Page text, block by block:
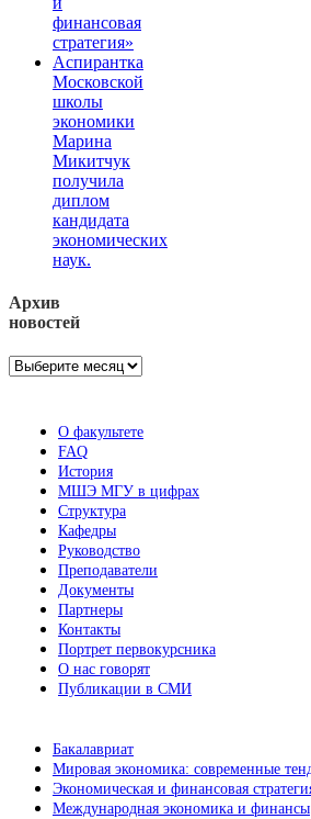
финансовая
стратегия»
Аспирантка
Московской
школы
экономики
Марина
Микитчук
получила
диплом
кандидата
экономических
наук.
Архив
новостей
Архив
О факультете
FAQ
История
МШЭ МГУ в цифрах
Структура
Кафедры
Руководство
Преподаватели
Документы
Партнеры
Контакты
Портрет первокурсника
О нас говорят
Публикации в СМИ
Бакалавриат
Мировая экономика: современные
Экономическая и финансовая
Международная экономика и финансы